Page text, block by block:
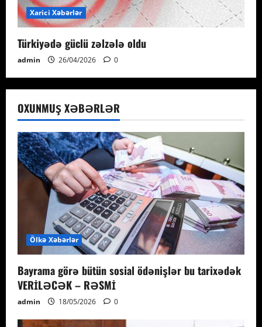
Xarici Xəbərlər
Türkiyədə güclü zəlzələ oldu
admin 26/04/2026 0
OXUNMUŞ XƏBƏRLƏR
Ölkə Xəbərlər
Bayrama görə bütün sosial ödənişlər bu tarixədək
VERİLƏCƏK – RƏSMİ
admin 18/05/2026 0